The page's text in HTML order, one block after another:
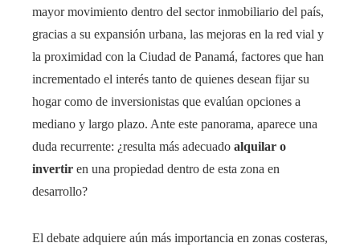
mayor movimiento dentro del sector inmobiliario del país,
gracias a su expansión urbana, las mejoras en la red vial y
la proximidad con la Ciudad de Panamá, factores que han
incrementado el interés tanto de quienes desean fijar su
hogar como de inversionistas que evalúan opciones a
mediano y largo plazo. Ante este panorama, aparece una
duda recurrente: ¿resulta más adecuado alquilar o
invertir en una propiedad dentro de esta zona en
desarrollo?
El debate adquiere aún más importancia en zonas costeras,